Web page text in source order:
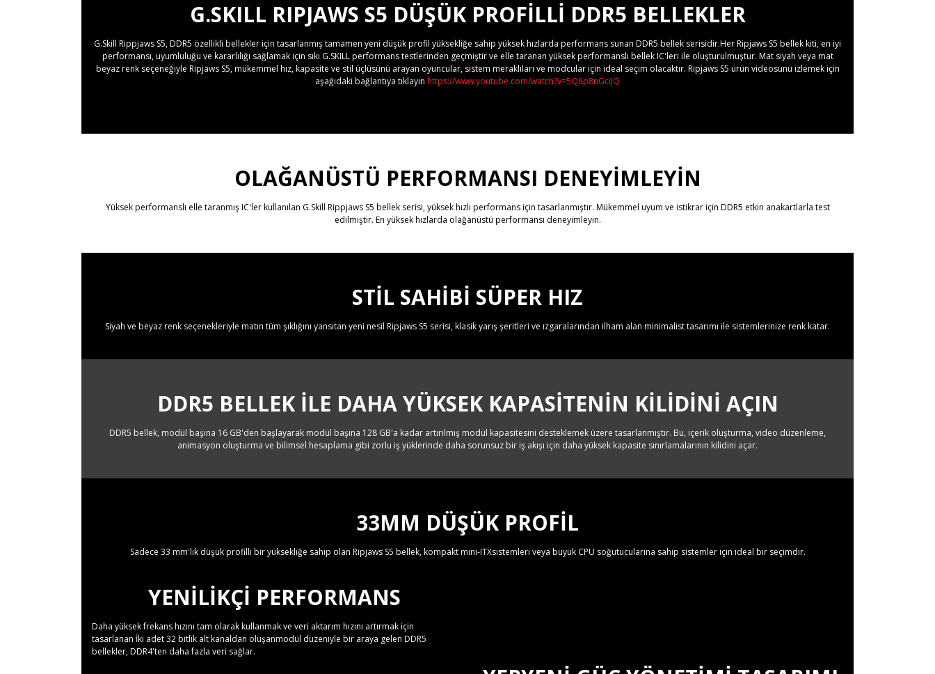
G.SKILL RIPJAWS S5 DÜŞÜK PROFİLLİ DDR5 BELLEKLER
G.Skill Rippjaws S5, DDR5 özellikli bellekler için tasarlanmış tamamen yeni düşük profil yüksekliğe sahip yüksek hızlarda performans sunan DDR5 bellek serisidir.Her Ripjaws S5 bellek kiti, en iyi
performansı, uyumluluğu ve kararlılığı sağlamak için sıkı G.SKILL performans testlerinden geçmiştir ve elle taranan yüksek performanslı bellek IC'leri ile oluşturulmuştur. Mat siyah veya mat
beyaz renk seçeneğiyle Ripjaws S5, mükemmel hız, kapasite ve stil üçlüsünü arayan oyuncular, sistem meraklıları ve modcular için ideal seçim olacaktır. Ripjaws S5 ürün videosunu izlemek için
aşağıdaki bağlantıya tıklayın https://www.youtube.com/watch?v=5Q8p8nGciJQ
OLAĞANÜSTÜ PERFORMANSI DENEYİMLEYİN
Yüksek performanslı elle taranmış IC'ler kullanılan G.Skill Rippjaws S5 bellek serisi, yüksek hızlı performans için tasarlanmıştır. Mükemmel uyum ve istikrar için DDR5 etkin anakartlarla test
edilmiştir. En yüksek hızlarda olağanüstü performansı deneyimleyin.
STİL SAHİBİ SÜPER HIZ
Siyah ve beyaz renk seçenekleriyle matın tüm şıklığını yansıtan yeni nesil Ripjaws S5 serisi, klasik yarış şeritleri ve ızgaralarından ilham alan minimalist tasarımı ile sistemlerinize renk katar.
DDR5 BELLEK ILE DAHA YÜKSEK KAPASITENIN KILIDINI AÇIN
DDR5 bellek, modül başına 16 GB'den başlayarak modül başına 128 GB'a kadar artırılmış modül kapasitesini desteklemek üzere tasarlanmıştır. Bu, içerik oluşturma, video düzenleme,
animasyon oluşturma ve bilimsel hesaplama gibi zorlu iş yüklerinde daha sorunsuz bir iş akışı için daha yüksek kapasite sınırlamalarının kilidini açar.
33MM DÜŞÜK PROFİL
Sadece 33 mm'lik düşük profilli bir yüksekliğe sahip olan Ripjaws S5 bellek, kompakt mini-ITXsistemleri veya büyük CPU soğutucularına sahip sistemler için ideal bir seçimdir.
YENILIKÇI PERFORMANS
Daha yüksek frekans hızını tam olarak kullanmak ve veri aktarım hızını artırmak için
tasarlanan İki adet 32 bitlik alt kanaldan oluşanmodül düzeniyle bir araya gelen DDR5
bellekler, DDR4'ten daha fazla veri sağlar.